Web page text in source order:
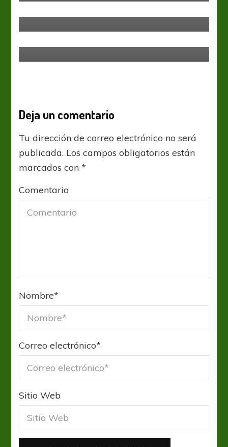
Deja un comentario
Tu dirección de correo electrónico no será
publicada. Los campos obligatorios están
marcados con*
Comentario
Nombre*
Correo electrónico*
Sitio Web